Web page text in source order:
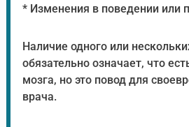
* Изменения в поведении или
Наличие одного или
обязательно означает, что
мозга, но это повод для
врача.